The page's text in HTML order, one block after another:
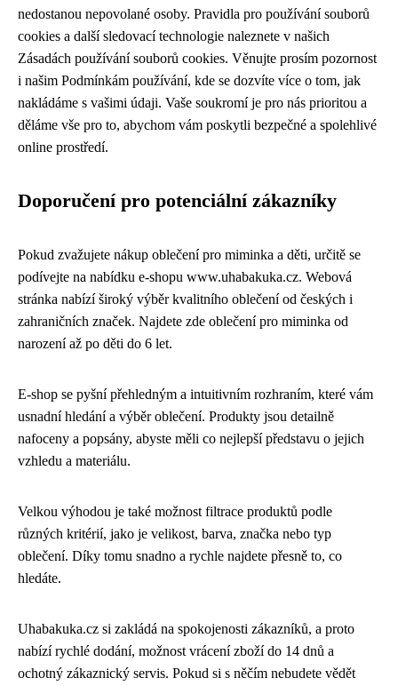
nedostanou nepovolané osoby. Pravidla pro používání souborů
cookies a další sledovací technologie naleznete v našich
Zásadách používání souborů cookies. Věnujte prosím pozornost
i našim Podmínkám používání, kde se dozvíte více o tom, jak
nakládáme s vašimi údaji. Vaše soukromí je pro nás prioritou a
děláme vše pro to, abychom vám poskytli bezpečné a spolehlivé
online prostředí.
Doporučení pro potenciální zákazníky
Pokud zvažujete nákup oblečení pro miminka a děti, určitě se
podívejte na nabídku e-shopu www.uhabakuka.cz. Webová
stránka nabízí široký výběr kvalitního oblečení od českých i
zahraničních značek. Najdete zde oblečení pro miminka od
narození až po děti do 6 let.
E-shop se pyšní přehledným a intuitivním rozhraním, které vám
usnadní hledání a výběr oblečení. Produkty jsou detailně
nafoceny a popsány, abyste měli co nejlepší představu o jejich
vzhledu a materiálu.
Velkou výhodou je také možnost filtrace produktů podle
různých kritérií, jako je velikost, barva, značka nebo typ
oblečení. Díky tomu snadno a rychle najdete přesně to, co
hledáte.
Uhabakuka.cz si zakládá na spokojenosti zákazníků, a proto
nabízí rychlé dodání, možnost vrácení zboží do 14 dnů a
ochotný zákaznický servis. Pokud si s něčím nebudete vědět